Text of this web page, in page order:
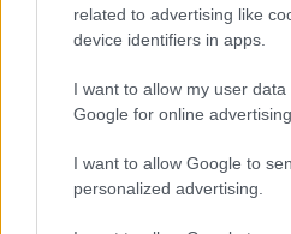
related to advertising like
device identifiers in apps.
I want to allow my user
Google for online
I want to allow Google to
personalized advertising.
Seguici su Google